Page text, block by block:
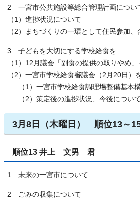
2 一宮市公共施設等総合管理計画につい
（1）進捗状況について
（2）まちづくりの一環として住民参加
3 子どもを大切にする学校給食を
（1）12月議会「副食の提供の取りやめ
（2）一宮市学校給食審議会（2月20日）
（1）一宮市学校給食調理場整備基本
（2）策定後の進捗状況、今後につい
3月8日（木曜日） 順位13～
順位13 井上 文男 君
1 未来の一宮市について
2 ごみの収集について